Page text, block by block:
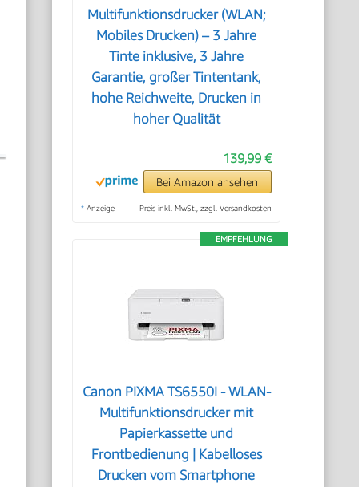
Multifunktionsdrucker (WLAN;
Mobiles Drucken) – 3 Jahre
Tinte inklusive, 3 Jahre
Garantie, großer Tintentank,
hohe Reichweite, Drucken in
hoher Qualität
139,99 €
Bei Amazon ansehen
* Anzeige Preis inkl. MwSt., zzgl. Versandkosten
EMPFEHLUNG
Canon PIXMA TS6550I - WLAN-
Multifunktionsdrucker mit
Papierkassette und
Frontbedienung | Kabelloses
Drucken vom Smartphone